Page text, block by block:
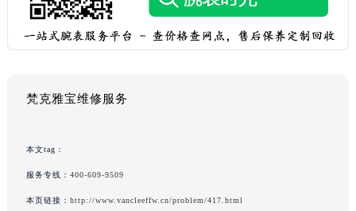
梵克雅宝维修服务
本文tag：
服务专线： 400-609-9509
本页链接： http://www.vancleeffw.cn/problem/417.html